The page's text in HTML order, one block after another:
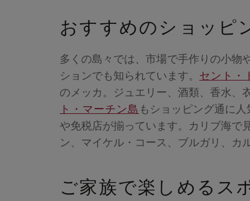
おすすめのショッピ
多くの島々では、市場で手作りの小物
ションでも知られています。 セント・
のメッカ。ジュエリー、酒類、香水、
ト・マーチン島 もショッピング通に
や免税店が揃っています。カリブ海で
ン、マイケル・コース、ブルガリ、カ
ご家族で楽しめるス